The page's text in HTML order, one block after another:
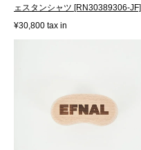
ェスタンシャツ [RN30389306-JF]
¥30,800 tax in